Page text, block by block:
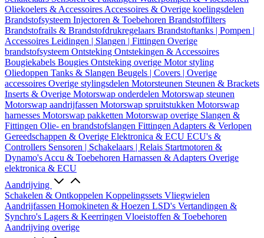
Oliekoelers & Accessoires Accessoires & Overige koelingsdelen
Brandstofsysteem Injectoren & Toebehoren Brandstoffilters
Brandstofrails & Brandstofdrukregelaars Brandstoftanks | Pompen |
Accessoires Leidingen | Slangen | Fittingen Overige
brandstofsysteem Ontsteking Ontstekingen & Accessoires
Bougiekabels Bougies Ontsteking overige Motor styling
Oliedoppen Tanks & Slangen Beugels | Covers | Overige
accessoires Overige stylingsdelen Motorsteunen Steunen & Brackets
Inserts & Overige Motorswap onderdelen Motorswap steunen
Motorswap aandrijfassen Motorswap spruitstukken Motorswap
harnesses Motorswap pakketten Motorswap overige Slangen &
Fittingen Olie- en brandstofslangen Fittingen Adapters & Verlopen
Gereedschappen & Overige Elektronica & ECU ECU's &
Controllers Sensoren | Schakelaars | Relais Startmotoren &
Dynamo's Accu & Toebehoren Harnassen & Adapters Overige
elektronica & ECU
Aandrijving
Schakelen & Ontkoppelen Koppelingssets Vliegwielen
Aandrijfassen Homokineten & Hoezen LSD's Vertandingen &
Synchro's Lagers & Keerringen Vloeistoffen & Toebehoren
Aandrijving overige